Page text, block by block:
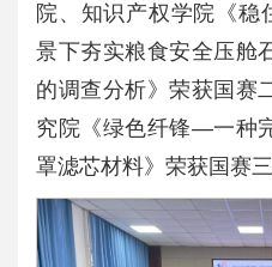
院、知识产权学院《稳
景下夯实粮食安全压舱
的调查分析》荣获国赛
究院《绿色纤锋—一种
罩滤芯材料》荣获国赛三